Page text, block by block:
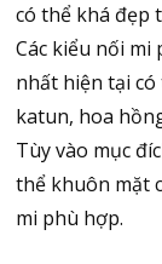
có thể khá đẹp
Các kiểu nối mi
nhất hiện tại có
katun, hoa
Tùy vào mục
thể khuôn mặt
mi phù hợp.